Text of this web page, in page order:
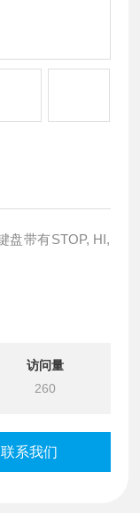
访问量
260
联系我们